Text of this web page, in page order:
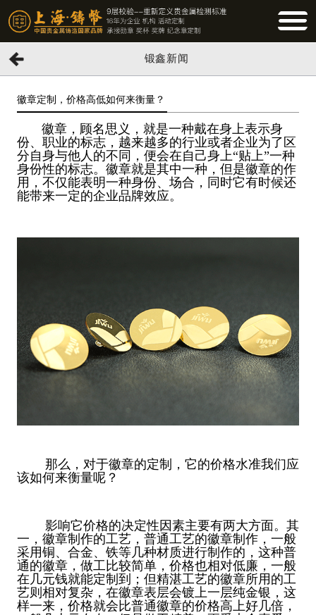
锻鑫新闻
徽章定制，价格高低如何来衡量？
徽章，顾名思义，就是一种戴在身上表示身
份、职业的标志，越来越多的行业或者企业为了区
分自身与他人的不同，便会在自己身上“贴上”一种
身份性的标志。徽章就是其中一种，但是徽章的作
用，不仅能表明一种身份、场合，同时它有时候还
能带来一定的企业品牌效应。
那么，对于徽章的定制，它的价格水准我们应
该如何来衡量呢？
影响它价格的决定性因素主要有两大方面。其
一，徽章制作的工艺，普通工艺的徽章制作，一般
采用铜、合金、铁等几种材质进行制作的，这种普
通的徽章，做工比较简单，价格也相对低廉，一般
在几元钱就能定制到；但精湛工艺的徽章所用的工
艺则相对复杂，在徽章表层会镀上一层纯金银，这
样一来，价格就会比普通徽章的价格高上好几倍，